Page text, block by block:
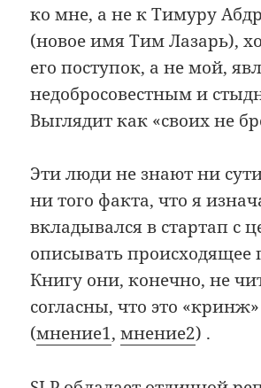
ко мне, а не к Тимуру
(новое имя Тим Лазарь),
его поступок, а не мой,
недобросовестным и
Выглядит как «своих не
Эти люди не знают ни
ни того факта, что я
вкладывался в стартап с
описывать происходящее
Книгу они, конечно, не
согласны, что это
(мнение1,мнение2) .